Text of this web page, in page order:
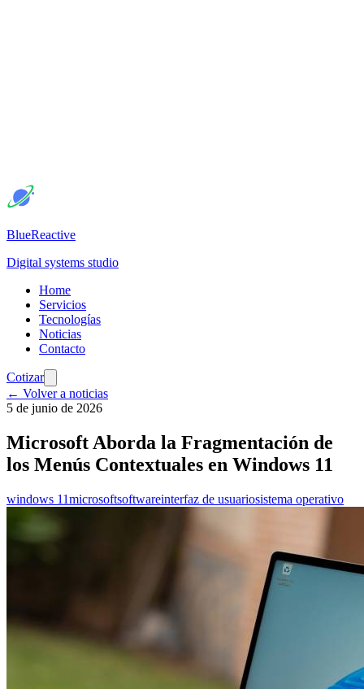
BlueReactive
Digital systems studio
Home
Servicios
Tecnologías
Noticias
Contacto
Cotizar
← Volver a noticias
5 de junio de 2026
Microsoft Aborda la Fragmentación de
los Menús Contextuales en Windows 11
windows 11microsoftsoftwareinterfaz de usuariosistema operativo